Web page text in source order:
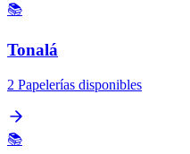
📚
Tonalá
2 Papelerías disponibles
📚